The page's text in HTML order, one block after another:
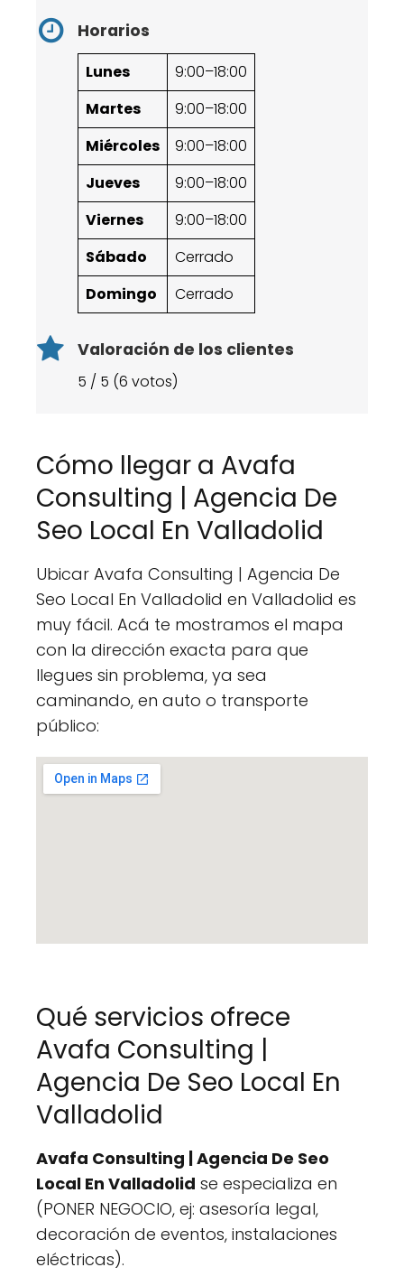
Horarios
Lunes
9:00–18:00
Martes
9:00–18:00
Miércoles
9:00–18:00
Jueves
9:00–18:00
Viernes
9:00–18:00
Sábado
Cerrado
Domingo
Cerrado
Valoración de los clientes
5 / 5 (6 votos)
Cómo llegar a Avafa
Consulting | Agencia De
Seo Local En Valladolid
Ubicar Avafa Consulting | Agencia De
Seo Local En Valladolid en Valladolid es
muy fácil. Acá te mostramos el mapa
con la dirección exacta para que
llegues sin problema, ya sea
caminando, en auto o transporte
público:
Qué servicios ofrece
Avafa Consulting |
Agencia De Seo Local En
Valladolid
Avafa Consulting | Agencia De Seo
Local En Valladolid se especializa en
(PONER NEGOCIO, ej: asesoría legal,
decoración de eventos, instalaciones
eléctricas).